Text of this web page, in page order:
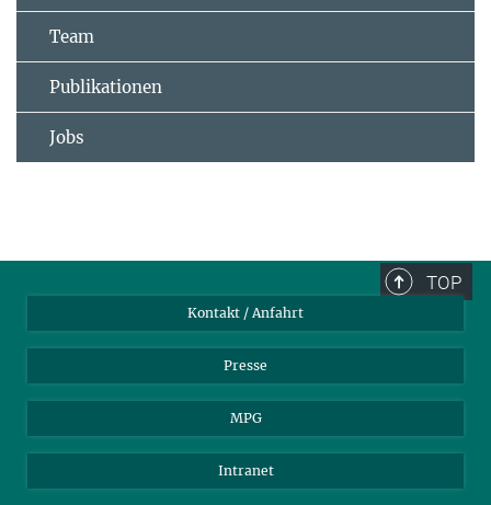
Team
Publikationen
Jobs
TOP
Kontakt / Anfahrt
Presse
MPG
Intranet